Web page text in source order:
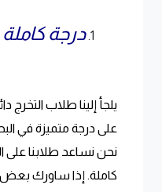
درجة كاملة
يلجأ إلينا طلاب
على درجة متميزة في
نحن نساعد طلابنا
كاملة. إذا ساورك